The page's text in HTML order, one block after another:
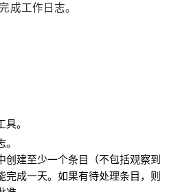
成工作日志。
具。
创建至少一个条目（不包括观察到
完成一天。如果有待处理条目，则